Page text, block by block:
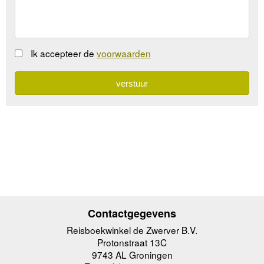
Ik accepteer de voorwaarden
Contactgegevens
Reisboekwinkel de Zwerver B.V.
Protonstraat 13C
9743 AL Groningen